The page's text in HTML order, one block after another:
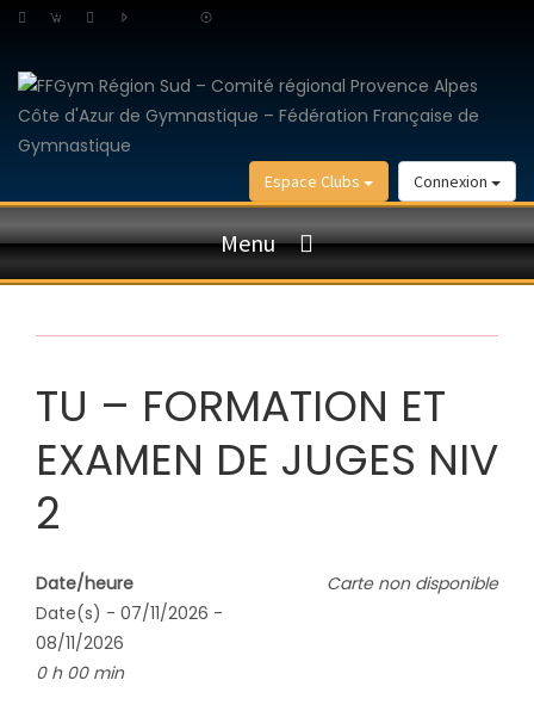
Connexion
Espace Clubs
Menu
TU – FORMATION ET
EXAMEN DE JUGES NIV
2
Carte non disponible
Date/heure
Date(s) - 07/11/2026 -
08/11/2026
0 h 00 min